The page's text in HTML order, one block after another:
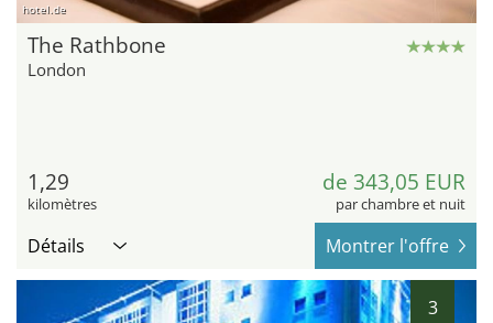
hotel.de
The Rathbone
London
1,29
kilomètres
de 343,05 EUR
par chambre et nuit
Détails Montrer l'offre
3